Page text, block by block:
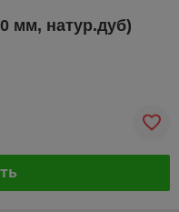
мм, натур.дуб)